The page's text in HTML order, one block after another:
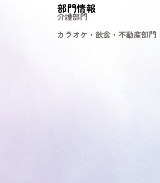
部門情報
介護部門
カラオケ・飲食・不動産部門